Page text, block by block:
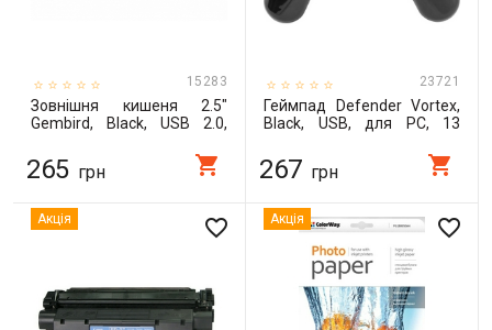
15283
Зовнішня кишеня 2.5"
Gembird, Black, USB 2.0,
живлення по USB (EE2-
U2S-5)
265 грн shopping_cart
23721
Геймпад Defender Vortex,
Black, USB, для PC, 13
267 грн shopping_cart
favorite_border
Акція favorite_border
Акція